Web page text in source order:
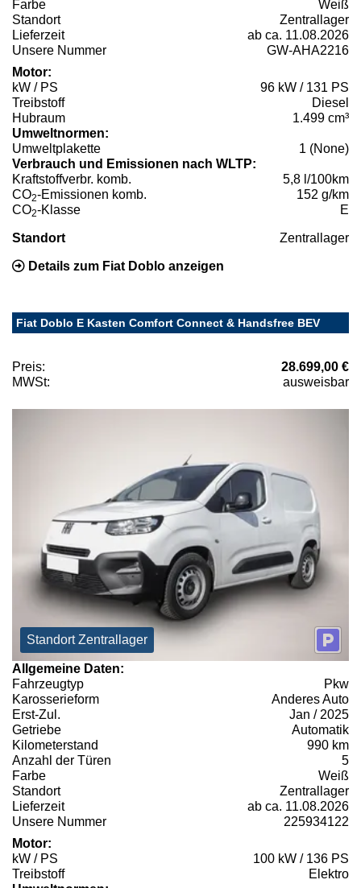
Farbe
Weiß
Standort
Zentrallager
Lieferzeit
ab ca. 11.08.2026
Unsere Nummer
GW-AHA2216
Motor:
kW / PS
96 kW / 131 PS
Treibstoff
Diesel
Hubraum
1.499 cm³
Umweltnormen:
Umweltplakette
1 (None)
Verbrauch und Emissionen nach WLTP:
Kraftstoffverbr. komb.
5,8 l/100km
CO2-Emissionen komb.
152 g/km
CO2-Klasse E
Standort Zentrallager
Details zum Fiat Doblo anzeigen
Fiat Doblo E Kasten Comfort Connect & Handsfree BEV
Preis:
28.699,00 €
MWSt:
ausweisbar
Standort Zentrallager
Allgemeine Daten:
Fahrzeugtyp
Pkw
Karosserieform
Anderes Auto
Erst-Zul.
Jan / 2025
Getriebe
Automatik
Kilometerstand
990 km
Anzahl der Türen
5
Farbe
Weiß
Standort
Zentrallager
Lieferzeit
ab ca. 11.08.2026
Unsere Nummer
225934122
Motor:
kW / PS
100 kW / 136 PS
Treibstoff
Elektro